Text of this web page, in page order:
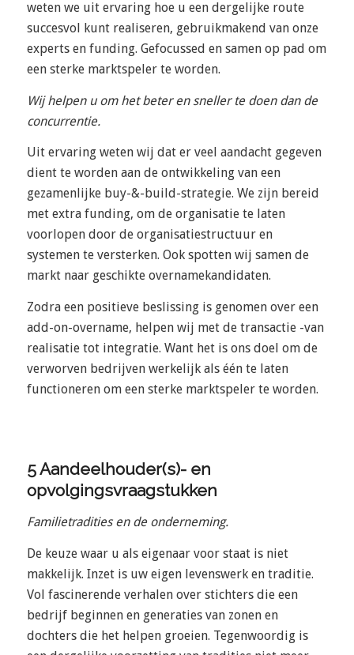
weten we uit ervaring hoe u een dergelijke route
succesvol kunt realiseren, gebruikmakend van onze
experts en funding. Gefocussed en samen op pad om
een sterke marktspeler te worden.
Wij helpen u om het beter en sneller te doen dan de
concurrentie.
Uit ervaring weten wij dat er veel aandacht gegeven
dient te worden aan de ontwikkeling van een
gezamenlijke buy-&-build-strategie. We zijn bereid
met extra funding, om de organisatie te laten
voorlopen door de organisatiestructuur en
systemen te versterken. Ook spotten wij samen de
markt naar geschikte overnamekandidaten.
Zodra een positieve beslissing is genomen over een
add-on-overname, helpen wij met de transactie -van
realisatie tot integratie. Want het is ons doel om de
verworven bedrijven werkelijk als één te laten
functioneren om een sterke marktspeler te worden.
5 Aandeelhouder(s)- en
opvolgingsvraagstukken
Familietradities en de onderneming.
De keuze waar u als eigenaar voor staat is niet
makkelijk. Inzet is uw eigen levenswerk en traditie.
Vol fascinerende verhalen over stichters die een
bedrijf beginnen en generaties van zonen en
dochters die het helpen groeien. Tegenwoordig is